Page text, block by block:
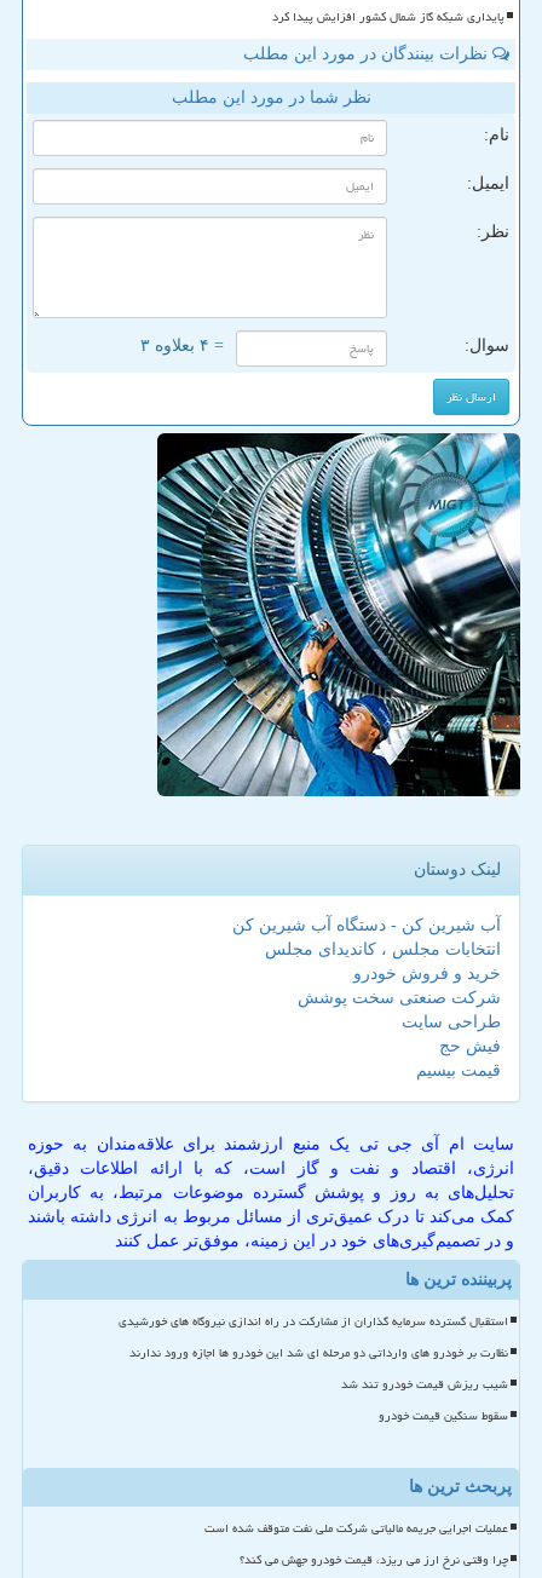
پایداری شبکه گاز شمال کشور افزایش پیدا کرد
نظرات بینندگان در مورد این مطلب
نظر شما در مورد این مطلب
نام:
ایمیل:
نظر:
سوال: = ۴ بعلاوه ۳
لینک دوستان
آب شیرین کن - دستگاه آب شیرین کن
انتخابات مجلس ، کاندیدای مجلس
خرید و فروش خودرو
شرکت صنعتی سخت پوشش
طراحی سایت
فیش حج
قیمت بیسیم
سایت ام آی جی تی یک منبع ارزشمند برای علاقه‌مندان به حوزه
انرژی، اقتصاد و نفت و گاز است، که با ارائه اطلاعات دقیق،
تحلیل‌های به روز و پوشش گسترده موضوعات مرتبط، به کاربران
کمک می‌کند تا درک عمیق‌تری از مسائل مربوط به انرژی داشته باشند
و در تصمیم‌گیری‌های خود در این زمینه، موفق‌تر عمل کنند
پربیننده ترین ها
استقبال گسترده سرمایه گذاران از مشارکت در راه اندازی نیروگاه های خورشیدی
نظارت بر خودرو های وارداتی دو مرحله ای شد این خودرو ها اجازه ورود ندارند
شیب ریزش قیمت خودرو تند شد
سقوط سنگین قیمت خودرو
پربحث ترین ها
عملیات اجرایی جریمه مالیاتی شرکت ملی نفت متوقف شده است
چرا وقتی نرخ ارز می ریزد، قیمت خودرو جهش می کند؟